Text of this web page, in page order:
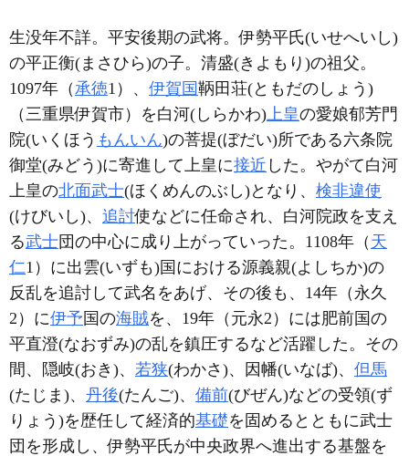
生没年不詳。平安後期の武将。伊勢平氏(いせへいし)
の平正衡(まさひら)の子。清盛(きよもり)の祖父。
1097年（承徳1）、 伊賀国鞆田荘(ともだのしょう)
（三重県伊賀市）を白河(しらかわ)上皇の愛娘郁芳門
院(いくほう もんいん)の菩提(ぼだい)所である六条院
御堂(みどう)に寄進して上皇に接近 した。やがて白河
上皇の北面武士(ほくめんのぶし)となり、 検非違使
(けびいし)、 追討使などに任命され、白河院政を支え
る武士団の中心に成り上がっていった。1108年（ 天
仁1）に出雲(いずも)国における源義親(よしちか)の
反乱を追討して武名をあげ、その後も、14年（永久
2）に伊予 国の海賊を、19年（元永2）には肥前国の
平直澄(なおずみ)の乱を鎮圧するなど活躍した。その
間、隠岐(おき)、 若狭(わかさ)、因幡(いなば)、 但馬
(たじま)、 丹後(たんご)、 備前(びぜん)などの受領(ず
りょう)を歴任して経済的基礎を固めるとともに武士
団を形成し、伊勢平氏が中央政界へ進出する基盤を